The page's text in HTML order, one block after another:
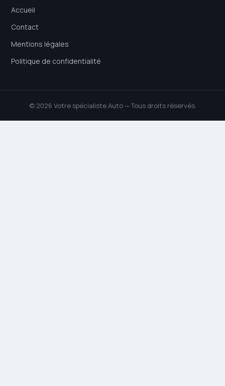
Accueil
Contact
Mentions légales
Politique de confidentialité
© 2026 Votre spécialiste Auto — Tous droits réservés.